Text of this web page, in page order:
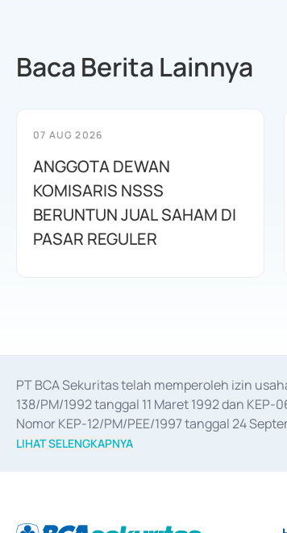
Baca Berita Lainnya
07 AUG 2026
ANGGOTA DEWAN
KOMISARIS NSSS
BERUNTUN JUAL SAHAM DI
PASAR REGULER
PT BCA Sekuritas telah memperoleh izin
138/PM/1992 tanggal 11 Maret 1992 dan
Nomor KEP-12/PM/PEE/1997 tanggal 24
merger, akuisisi, divestasi, dan
LIHAT SELENGKAPNYA